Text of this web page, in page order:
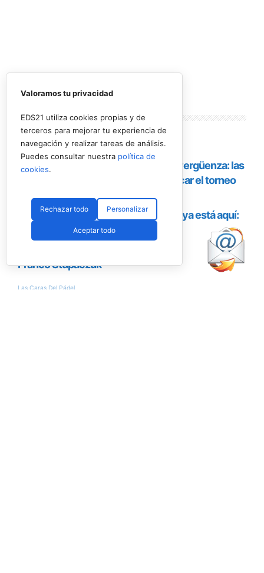
Lo másleído
Valoramos tu privacidad
EDS21 utiliza cookies propias y de
terceros para mejorar tu experiencia de
navegación y realizar tareas de análisis.
Puedes consultar nuestra política de
cookies.
Rechazar todo Personalizar
Aceptar todo